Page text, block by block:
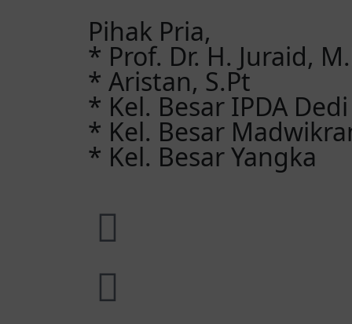
Pihak Pria,
* Prof. Dr. H. Juraid,
* Aristan, S.Pt
* Kel. Besar IPDA
* Kel. Besar
* Kel. Besar Yangka